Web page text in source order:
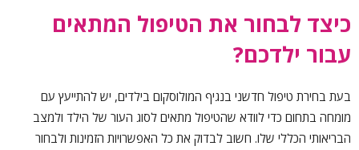
כיצד לבחור את הטיפול המתאים
עבור ילדכם?
בעת בחירת טיפול חדשני בנגיף המולוסקום בילדים, יש להתייעץ עם
מומחה בתחום כדי לוודא שהטיפול מתאים לסוג העור של הילד ולמצב
הבריאותי הכללי שלו. חשוב לבדוק את כל האפשרויות הזמינות ולבחור